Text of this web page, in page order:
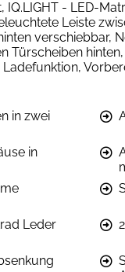
- LED-
Leiste
verschiebbar,
in zwei
in
Leder